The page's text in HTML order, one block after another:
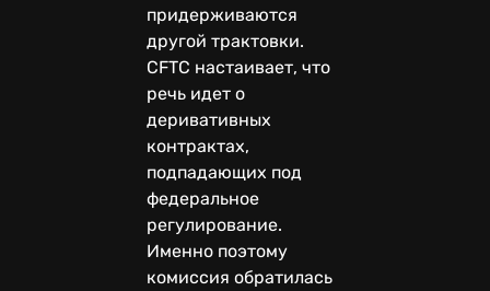
придерживаются
другой трактовки.
CFTC настаивает, что
речь идет о
деривативных
контрактах,
подпадающих под
федеральное
регулирование.
Именно поэтому
комиссия обратилась